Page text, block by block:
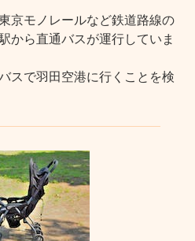
京モノレールなど鉄道路線の
から直通バスが運行していま
スで羽田空港に行くことを検